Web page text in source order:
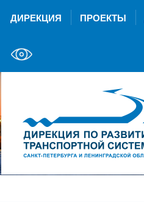
ДИРЕКЦИЯ ПРОЕКТЫ